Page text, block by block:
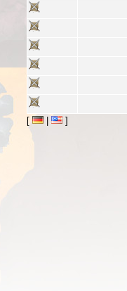
[ ]